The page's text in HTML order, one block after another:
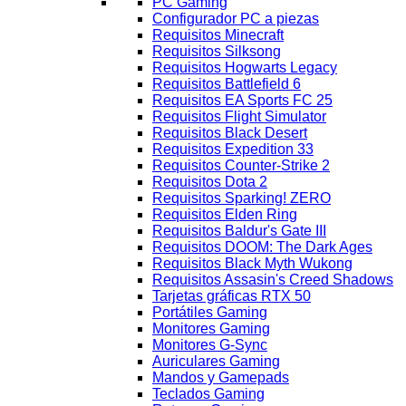
Configurador PC a piezas
Requisitos Minecraft
Requisitos Silksong
Requisitos Hogwarts Legacy
Requisitos Battlefield 6
Requisitos EA Sports FC 25
Requisitos Flight Simulator
Requisitos Black Desert
Requisitos Expedition 33
Requisitos Counter-Strike 2
Requisitos Dota 2
Requisitos Sparking! ZERO
Requisitos Elden Ring
Requisitos Baldur's Gate III
Requisitos DOOM: The Dark Ages
Requisitos Black Myth Wukong
Requisitos Assasin's Creed Shadows
Tarjetas gráficas RTX 50
Portátiles Gaming
Monitores Gaming
Monitores G-Sync
Auriculares Gaming
Mandos y Gamepads
Teclados Gaming